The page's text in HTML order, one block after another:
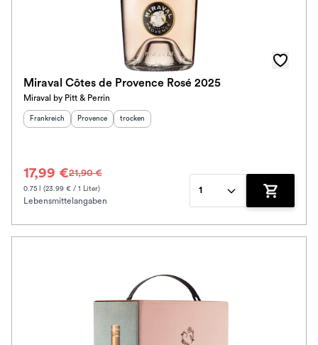
Alkoholfrei
Miraval Côtes de Provence Rosé 2025
Miraval by Pitt & Perrin
Herkunftsland
Frankreich Herkunftsregion:
Provence Geschmack
trocken
17,99 €21,90 €
0.75 l (23.99 € / 1 Liter)
Lebensmittelangaben
1
Zum